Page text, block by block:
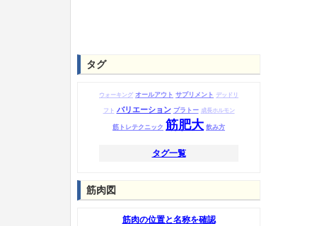
タグ
ウォーキング オールアウト サプリメント デッドリ
フト バリエーション プラトー 成長ホルモン
筋トレテクニック 筋肥大 飲み方
タグ一覧
筋肉図
筋肉の位置と名称を確認